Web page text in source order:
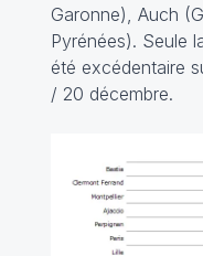
Garonne), Auch
Pyrénées). Seule
été excédentaire
/ 20 décembre.